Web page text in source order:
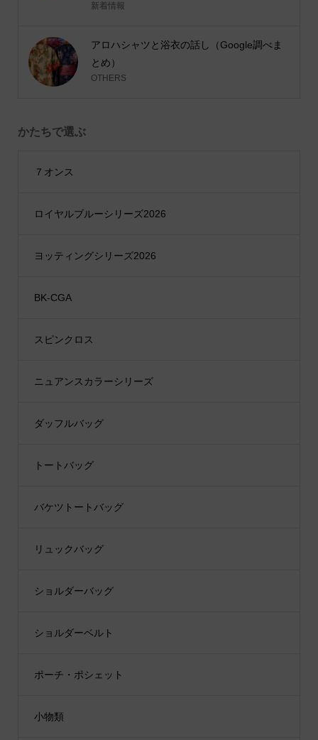
新着情報
アロハシャツと浴衣の話し（Google調べま
とめ）
OTHERS
かたちで選ぶ
７オンス
ロイヤルブルーシリーズ2026
ヨッティングシリーズ2026
BK-CGA
スピンクロス
ニュアンスカラーシリーズ
ダッフルバッグ
トートバッグ
バケツトートバッグ
リュックバッグ
ショルダーバッグ
ショルダーベルト
ポーチ・ポシェット
小物類